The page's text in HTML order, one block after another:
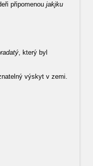
připomenou jakjku
, který byl
výskyt v zemi.